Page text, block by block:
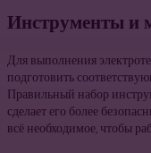
Инструменты и
Для выполнения
подготовить
Правильный набор
сделает его более
всё необходимое, чтобы